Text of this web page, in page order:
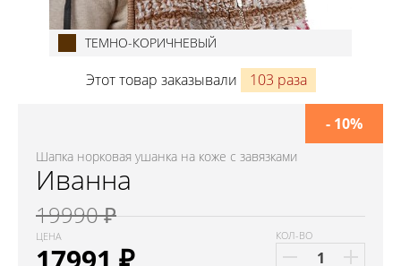
ТЕМНО-КОРИЧНЕВЫЙ
Этот товар заказывали 103 раза
Шапка норковая ушанка на коже с завязками
Иванна
19990 ₽
ЦЕНА
- 10%
КОЛ-ВО